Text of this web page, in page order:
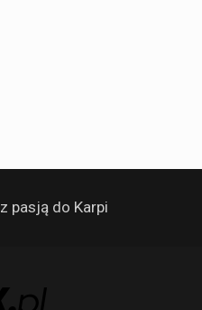
z pasją do Karpi